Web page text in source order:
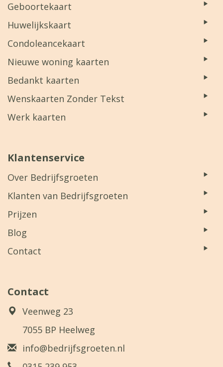
Geboortekaart
Huwelijkskaart
Condoleancekaart
Nieuwe woning kaarten
Bedankt kaarten
Wenskaarten Zonder Tekst
Werk kaarten
Klantenservice
Over Bedrijfsgroeten
Klanten van Bedrijfsgroeten
Prijzen
Blog
Contact
Contact
Veenweg 23
7055 BP Heelweg
info@bedrijfsgroeten.nl